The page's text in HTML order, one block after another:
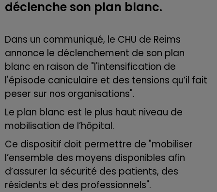
déclenche son plan blanc.
Dans un communiqué, le CHU de Reims
annonce le déclenchement de son plan
blanc en raison de "l'intensification de
l'épisode caniculaire et des tensions qu’il fait
peser sur nos organisations".
Le plan blanc est le plus haut niveau de
mobilisation de l’hôpital.
Ce dispositif doit permettre de "mobiliser
l’ensemble des moyens disponibles afin
d’assurer la sécurité des patients, des
résidents et des professionnels".